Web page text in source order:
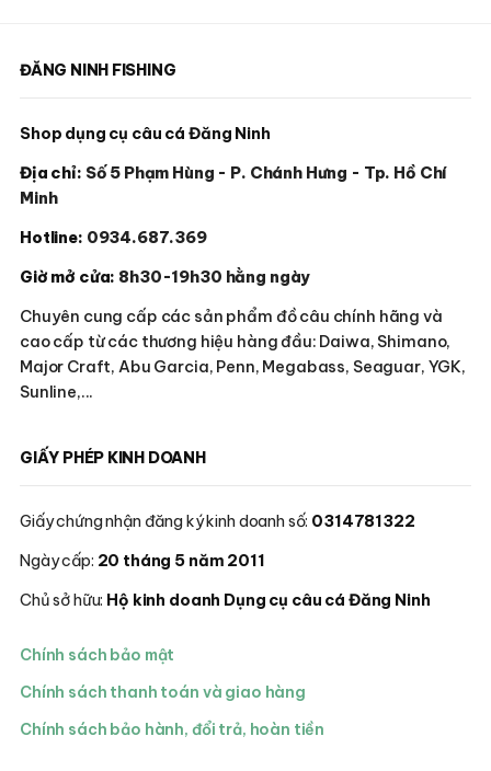
ĐĂNG NINH FISHING
Shop dụng cụ câu cá Đăng Ninh
Địa chỉ: Số 5 Phạm Hùng - P. Chánh Hưng - Tp. Hồ Chí
Minh
Hotline: 0934.687.369
Giờ mở cửa: 8h30-19h30 hằng ngày
Chuyên cung cấp các sản phẩm đồ câu chính hãng và
cao cấp từ các thương hiệu hàng đầu: Daiwa, Shimano,
Major Craft, Abu Garcia, Penn, Megabass, Seaguar, YGK,
Sunline,...
GIẤY PHÉP KINH DOANH
Giấy chứng nhận đăng ký kinh doanh số: 0314781322
Ngày cấp: 20 tháng 5 năm 2011
Chủ sở hữu: Hộ kinh doanh Dụng cụ câu cá Đăng Ninh
Chính sách bảo mật
Chính sách thanh toán và giao hàng
Chính sách bảo hành, đổi trả, hoàn tiền